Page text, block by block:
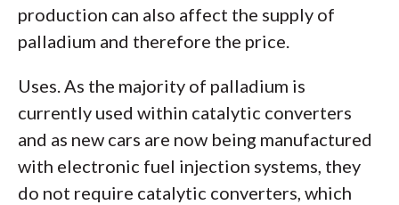
production can also affect the supply of
palladium and therefore the price.
Uses. As the majority of palladium is
currently used within catalytic converters
and as new cars are now being manufactured
with electronic fuel injection systems, they
do not require catalytic converters, which